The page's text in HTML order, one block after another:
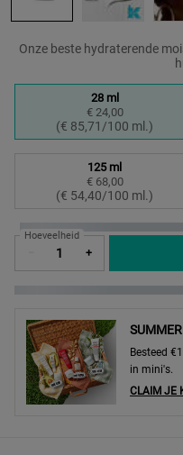
Onze beste hydraterende
Geselecteerd
28 ml
€ 24,00
(€ 85,71/100 ml.)
, 1 of 4
Geselecteerd
125 ml
€ 68,00
(€ 54,40/100 ml.)
, 3 of 4
Hoeveelheid
+
Besteed
in mini's.
CLAIM JE